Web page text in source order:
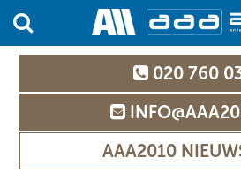
020 760
AAA2010